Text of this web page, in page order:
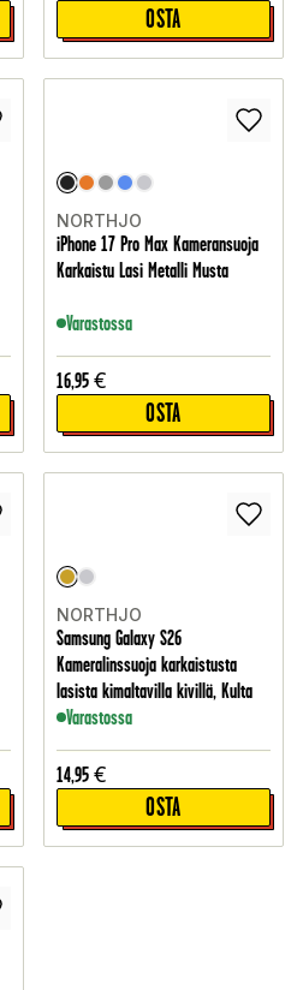
OSTA
NORTHJO
iPhone 17 Pro Max Kameransuoja
Karkaistu Lasi Metalli Musta
Varastossa
16,95 €
OSTA
NORTHJO
Samsung Galaxy S26
Kameralinssuoja karkaistusta
lasista kimaltavilla kivillä, Kulta
Varastossa
14,95 €
OSTA